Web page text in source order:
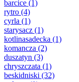
barcice (1)
rytro (4)
cyrla (1)
starysacz (1)
kotlinasadecka (1)
komancza (2)
duszatyn (3)
chryszczata (1)
beskidniski (32)